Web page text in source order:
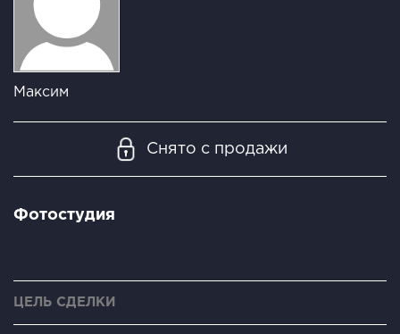
Максим
Снято с продажи
Фотостудия
ЦЕЛЬ СДЕЛКИ